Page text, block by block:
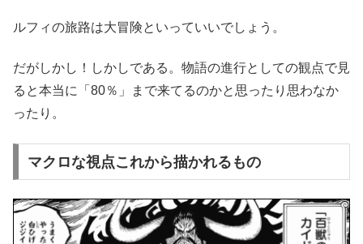
ルフィの旅路は大冒険といっていいでしょう。
だがしかし！しかしである。物語の進行としての観点で見
ると本当に「80％」まで来てるのかと思ったり思わなか
ったり。
マクロな視点これから描かれるもの